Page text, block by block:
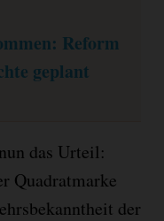
Reform
geplant
das Urteil:
Quadratmarke
der